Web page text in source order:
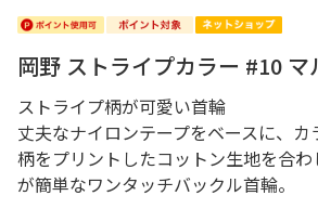
岡野 ストライプカラー #10 マ
ストライプ柄が可愛い首輪
丈夫なナイロンテープをベースに、
柄をプリントしたコットン生地を合
が簡単なワンタッチバックル首輪。